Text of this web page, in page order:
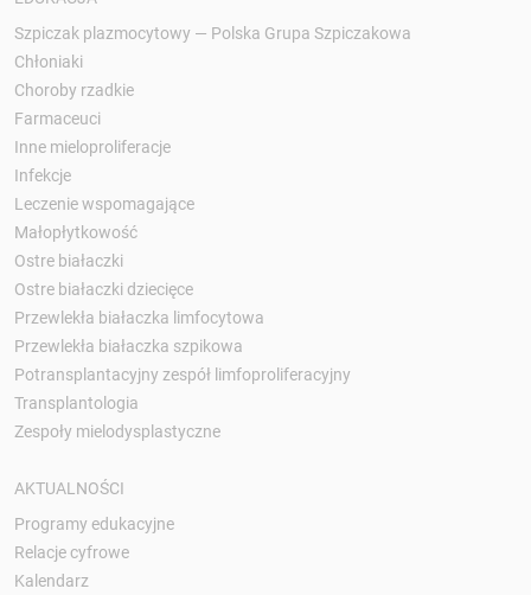
Szpiczak plazmocytowy — Polska Grupa Szpiczakowa
Chłoniaki
Choroby rzadkie
Farmaceuci
Inne mieloproliferacje
Infekcje
Leczenie wspomagające
Małopłytkowość
Ostre białaczki
Ostre białaczki dziecięce
Przewlekła białaczka limfocytowa
Przewlekła białaczka szpikowa
Potransplantacyjny zespół limfoproliferacyjny
Transplantologia
Zespoły mielodysplastyczne
AKTUALNOŚCI
Programy edukacyjne
Relacje cyfrowe
Kalendarz